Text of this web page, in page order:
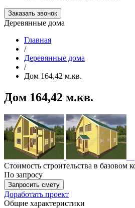
Заказать звонок
Деревянные дома
Главная
/
Деревянные дома
/
Дом 164,42 м.кв.
Дом 164,42 м.кв.
Стоимость строительства в базовом
По запросу
Запросить смету
Доработать проект
Общие характеристики